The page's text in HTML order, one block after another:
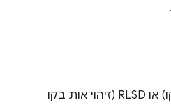
DCD (זיהוי נתונים בקו) או RLSD (זיהוי אות בקו